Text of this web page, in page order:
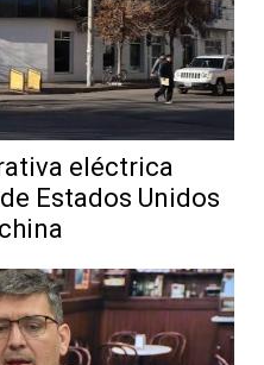
eléctrica
Estados Unidos